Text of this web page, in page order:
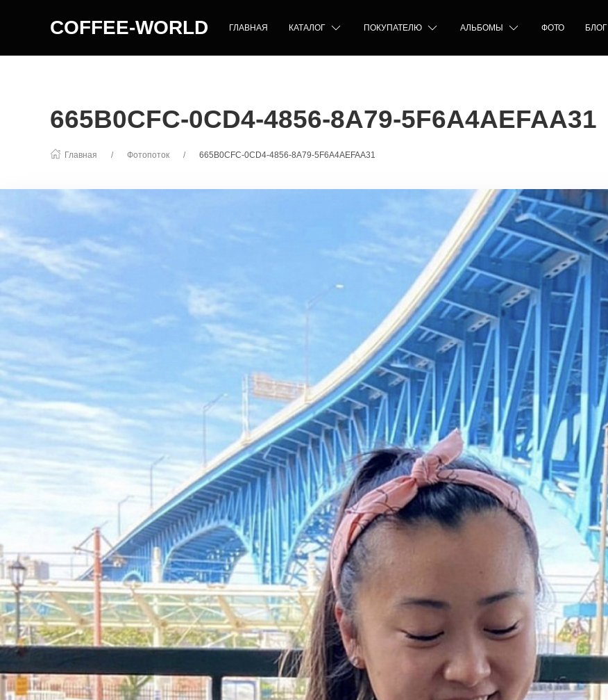
COFFEE-WORLD ГЛАВНАЯ КАТАЛОГ ПОКУПАТЕЛЮ АЛЬБОМЫ ФОТО БЛОГ
665B0CFC-0CD4-4856-8A79-5F6A4AEFAA31
Главная Фотопоток 665B0CFC-0CD4-4856-8A79-5F6A4AEFAA31